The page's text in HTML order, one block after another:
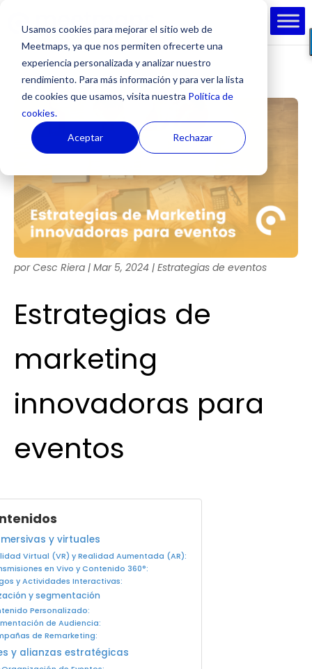
Usamos cookies para mejorar el sitio web de
Meetmaps, ya que nos permiten ofrecerte una
experiencia personalizada y analizar nuestro
rendimiento. Para más información y para ver la lista
de cookies que usamos, visita nuestra Política de
cookies.
Aceptar Rechazar
Estrategias de
marketing
innovadoras para
eventos
porCesc Riera | Mar 5, 2024 | Estrategias de eventos
y virtuales
Virtual (VR) y Realidad Aumentada (AR):
en Vivo y Contenido 360°:
y Actividades Interactivas:
y segmentación
Personalizado:
de Audiencia:
de Remarketing:
y alianzas estratégicas